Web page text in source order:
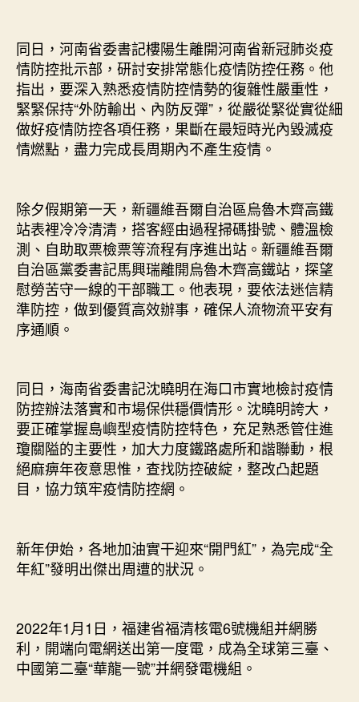
同日，河南省委書記樓陽生離開河南省新冠肺炎疫
情防控批示部，研討安排常態化疫情防控任務。他
指出，要深入熟悉疫情防控情勢的復雜性嚴重性，
緊緊保持“外防輸出、內防反彈”，從嚴從緊從實從細
做好疫情防控各項任務，果斷在最短時光內毀滅疫
情燃點，盡力完成長周期內不產生疫情。
除夕假期第一天，新疆維吾爾自治區烏魯木齊高鐵
站表裡冷冷清清，搭客經由過程掃碼掛號、體溫檢
測、自助取票檢票等流程有序進出站。新疆維吾爾
自治區黨委書記馬興瑞離開烏魯木齊高鐵站，探望
慰勞苦守一線的干部職工。他表現，要依法迷信精
準防控，做到優質高效辦事，確保人流物流平安有
序通順。
同日，海南省委書記沈曉明在海口市實地檢討疫情
防控辦法落實和市場保供穩價情形。沈曉明誇大，
要正確掌握島嶼型疫情防控特色，充足熟悉管住進
瓊關隘的主要性，加大力度鐵路處所和諧聯動，根
絕麻痹年夜意思惟，查找防控破綻，整改凸起題
目，協力筑牢疫情防控網。
新年伊始，各地加油實干迎來“開門紅”，為完成“全
年紅”發明出傑出周遭的狀況。
2022年1月1日，福建省福清核電6號機組并網勝
利，開端向電網送出第一度電，成為全球第三臺、
中國第二臺“華龍一號”并網發電機組。